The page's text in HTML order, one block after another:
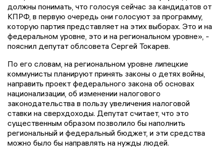
должны понимать, что голосуя сейчас за кандидатов от
КПРФ, в первую очередь они голосуют за программу,
которую партия представляет на этих выборах. Это и на
федеральном уровне, это и на региональном уровне», -
пояснил депутат облсовета Сергей Токарев.
По его словам, на региональном уровне липецкие
коммунисты планируют принять законы о детях войны,
направить проект федерального закона об основах
национализации, об изменении налогового
законодательства в пользу увеличения налоговой
ставки на сверхдоходы. Депутат считает, что это
существенным образом позволило бы наполнить
региональный и федеральный бюджет, и эти средства
можно было бы направлять на нужды людей.